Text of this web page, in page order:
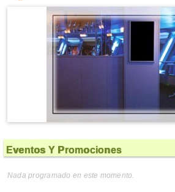
Eventos Y Promociones
Nada programado en este momento.